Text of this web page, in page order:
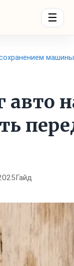
☰
машины
авто
Гайд